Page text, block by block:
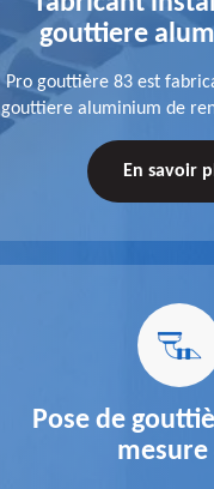
gouttiere
Pro gouttière 83 est
gouttiere aluminium de
veille à réaliser des
durables et à la hauteur
En savoir
Pose de
mesure